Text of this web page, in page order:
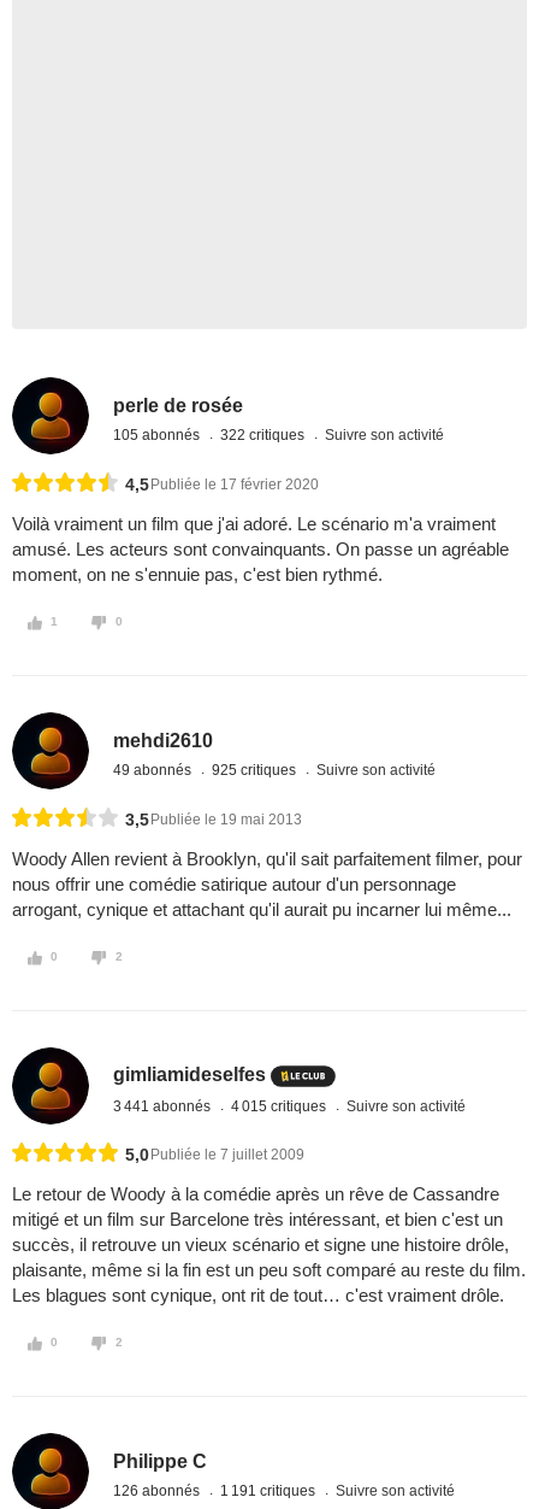
perle de rosée
105 abonnés 322 critiques Suivre son activité
4,5 Publiée le 17 février 2020
Voilà vraiment un film que j'ai adoré. Le scénario m'a vraiment
amusé. Les acteurs sont convainquants. On passe un agréable
moment, on ne s'ennuie pas, c'est bien rythmé.
1 0
mehdi2610
49 abonnés 925 critiques Suivre son activité
3,5 Publiée le 19 mai 2013
Woody Allen revient à Brooklyn, qu'il sait parfaitement filmer, pour
nous offrir une comédie satirique autour d'un personnage
arrogant, cynique et attachant qu'il aurait pu incarner lui même...
0 2
gimliamideselfes
3 441 abonnés 4 015 critiques Suivre son activité
5,0 Publiée le 7 juillet 2009
Le retour de Woody à la comédie après un rêve de Cassandre
mitigé et un film sur Barcelone très intéressant, et bien c'est un
succès, il retrouve un vieux scénario et signe une histoire drôle,
plaisante, même si la fin est un peu soft comparé au reste du film.
Les blagues sont cynique, ont rit de tout… c'est vraiment drôle.
0 2
Philippe C
126 abonnés 1 191 critiques Suivre son activité